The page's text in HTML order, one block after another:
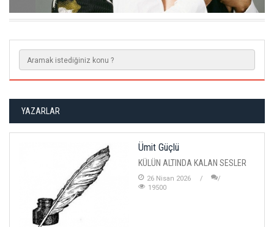
YAZARLAR
Ümit Güçlü
KÜLÜN ALTINDA KALAN SESLER
26 Nisan 2026
19500